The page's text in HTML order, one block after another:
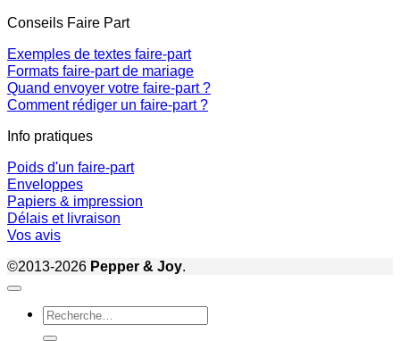
Conseils Faire Part
Exemples de textes faire-part
Formats faire-part de mariage
Quand envoyer votre faire-part ?
Comment rédiger un faire-part ?
Info pratiques
Poids d'un faire-part
Enveloppes
Papiers & impression
Délais et livraison
Vos avis
©2013-2026 Pepper & Joy.
Recherche